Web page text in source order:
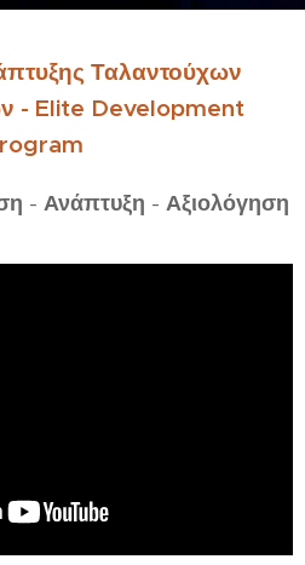
Ταλαντούχων
- Elite Development
- Ανάπτυξη - Αξιολόγηση